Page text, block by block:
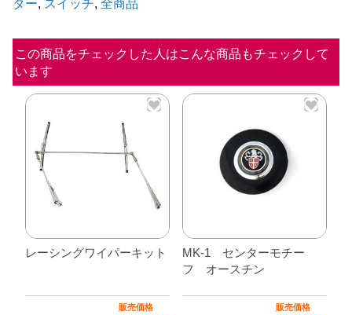
ソ
ノ
イ
ド
ター, スイッチ, 全商品
この商品をチェックした人はこんな商品もチェックして
います
レーシングワイパーキット
販売価格
MK-1 センターモチー
フ オースチン
販売価格